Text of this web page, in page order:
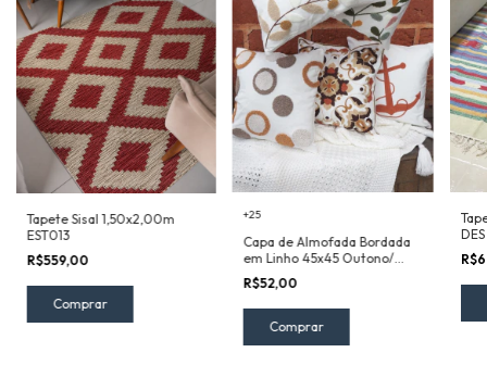
Tapete Sisal 1,50x2,00m
EST013
R$559,00
+25
Capa de Almofada Bordada
em Linho 45x45 Outono/
Inverno
R$52,00
Comprar